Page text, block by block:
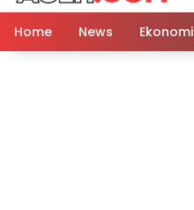
Home News Ekonomi